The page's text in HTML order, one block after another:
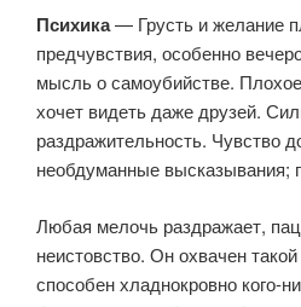
Психика— Грусть и желание
предчувствия, особенно
мысль о самоубийстве.
хочет видеть даже друзей.
раздражительность. Чувство
необдуманные высказывания;
Любая мелочь раздражает,
неистовство. Он охвачен
способен хладнокровно кого-